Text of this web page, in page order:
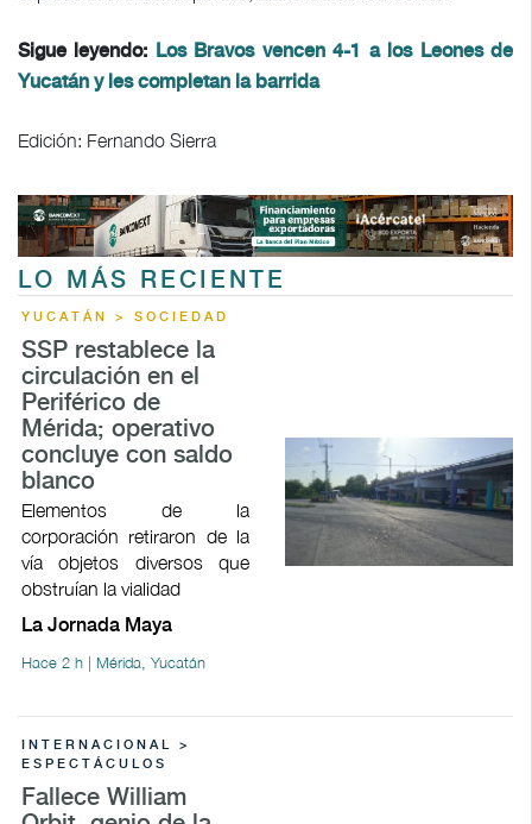
Sigue leyendo: Los Bravos vencen 4-1 a los Leones de
Yucatán y les completan la barrida
Edición: Fernando Sierra
LO MÁS RECIENTE
YUCATÁN > SOCIEDAD
SSP restablece la
circulación en el
Periférico de
Mérida; operativo
concluye con saldo
blanco
Elementos de la
corporación retiraron de la
vía objetos diversos que
obstruían la vialidad
La Jornada Maya
Hace 2 h | Mérida, Yucatán
INTERNACIONAL >
ESPECTÁCULOS
Fallece William